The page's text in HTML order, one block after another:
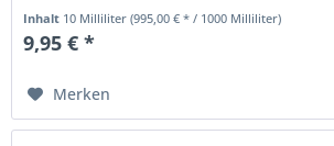
Inhalt 10 Milliliter(995,00 € * / 1000 Milliliter)
9,95 € *
Merken